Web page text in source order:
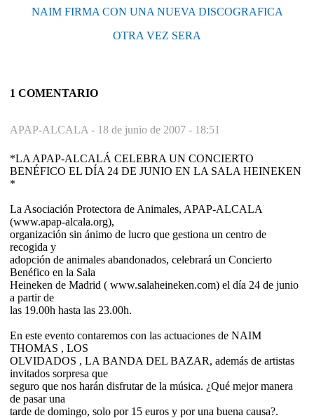
NAIM FIRMA CON UNA NUEVA DISCOGRAFICA
OTRA VEZ SERA
1 COMENTARIO
APAP-ALCALA - 18 de junio de 2007 - 18:51
*LA APAP-ALCALÁ CELEBRA UN CONCIERTO
BENÉFICO EL DÍA 24 DE JUNIO EN LA SALA HEINEKEN
*
La Asociación Protectora de Animales, APAP-ALCALA
(www.apap-alcala.org),
organización sin ánimo de lucro que gestiona un centro de
recogida y
adopción de animales abandonados, celebrará un Concierto
Benéfico en la Sala
Heineken de Madrid ( www.salaheineken.com) el día 24 de junio
a partir de
las 19.00h hasta las 23.00h.
En este evento contaremos con las actuaciones de NAIM
THOMAS , LOS
OLVIDADOS , LA BANDA DEL BAZAR, además de artistas
invitados sorpresa que
seguro que nos harán disfrutar de la música. ¿Qué mejor manera
de pasar una
tarde de domingo, solo por 15 euros y por una buena causa?.